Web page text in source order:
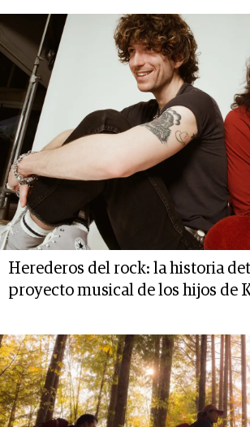
Herederos del rock: la historia
proyecto musical de los hijos de